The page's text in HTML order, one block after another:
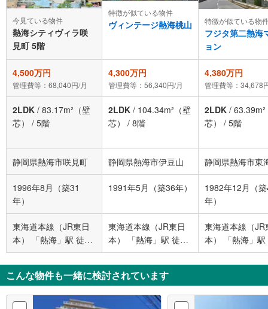
今見ている物件
熱海シティヴィラ咲
見町 5階
特徴が似ている物件
ヴィンテージ熱海桃山 特徴が似ている物
フジタ第二熱海
ョン
4,500万円
管理費等：68,040円/月
4,300万円
管理費等：56,340円/月
4,380万円
管理費等：34,678
2LDK / 83.17m²（壁
芯）
/ 5階
2LDK / 104.34m²（壁
芯）
/ 8階
2LDK /
芯）
/ 5階
静岡県熱海市咲見町 静岡県熱海市伊豆山 静岡県熱海市東
1996年8月（築31
年）
1991年5月（築36年）
1982年12月（
年）
東海道本線（JR東日
本） 「熱海」駅 徒歩
6分
東海道本線（JR東日
本） 「熱海」駅 徒歩
10分
東海道本線（JR
本） 「熱海」駅
9分
こんな物件も一緒に検討されています